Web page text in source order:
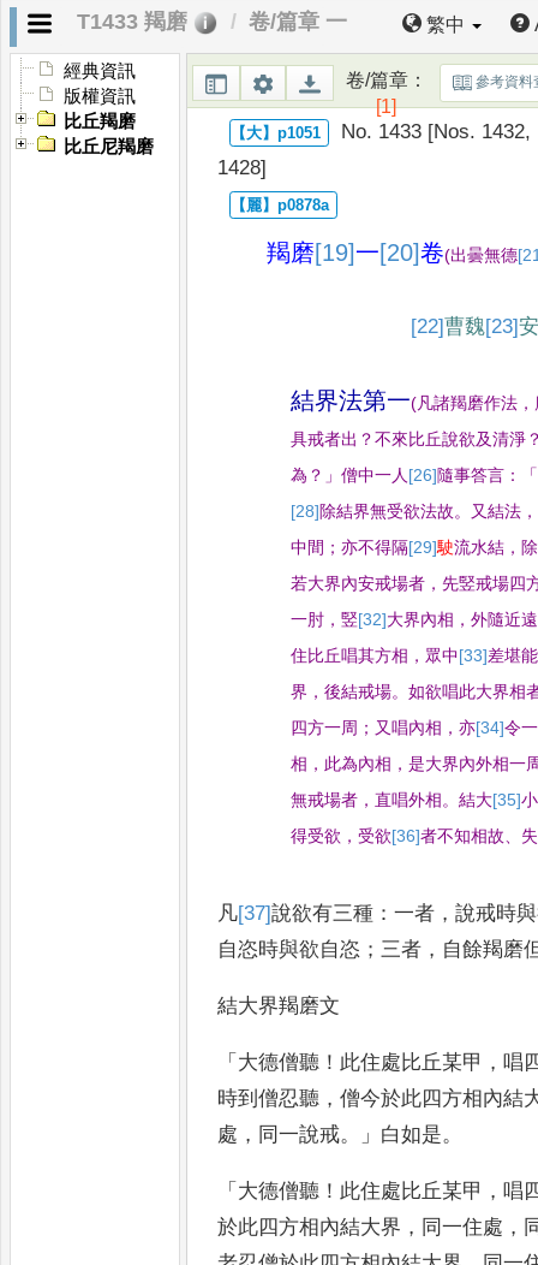
T1433 羯磨 卷/篇章 一 繁中
經典資訊
版權資訊
比丘羯磨
比丘尼羯磨
卷/篇章：
[1]
參考資料
No. 1433 [Nos.
1428]
羯磨[19]一[20]卷(出曇無德
[22]曹魏[23]
結界法第一(凡諸羯磨作法 ，
具戒者出 ？不來比丘說欲及清淨
為 ？」僧中一人[26]隨事答言 ：「
[28]除結界無受欲法故。 又結法 ，
中間 ；亦不得隔[29]駛流水結 ，
若大界內安戒場者 ，先竪戒場四
一肘 ，竪[32]大界內相 ，外隨近
住比丘唱其方相 ， 眾中[33]差堪
界 ，後結戒場。如欲唱此大界相
四方一周 ； 又唱內相 ，亦[34]令
相 ， 此為內相 ，是大界內外相一
無戒場者 ，直唱外相。結大[35]小
得受欲 ，受欲[36]者不知相故、
凡[37]說欲有三種 ：一者 ，說戒時
自恣時與欲自恣 ； 三者 ， 自餘羯磨
結大界羯磨文
「 大德僧聽 ！ 此住處比丘某甲 ， 唱
時到僧忍聽 ，僧今於此四方相內結
處 ， 同一說戒。」 白如是。
「 大德僧聽 ！ 此住處比丘某甲 ， 唱
於此四方相內結大界 ， 同一住處 ，